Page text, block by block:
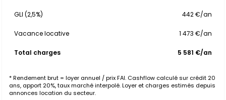
GLI (2,5%) 442 €/an
Vacance locative 1 473 €/an
Total charges 5 581 €/an
* Rendement brut = loyer annuel / prix FAI. Cashflow calculé sur crédit 20
ans, apport 20%, taux marché interpolé. Loyer et charges estimés depuis
annonces location du secteur.